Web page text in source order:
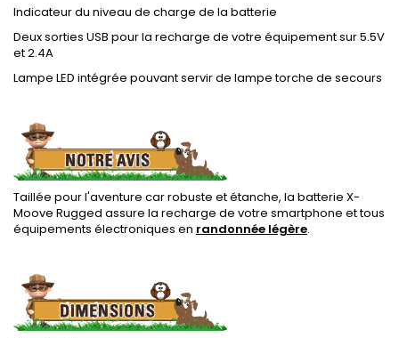
Indicateur du niveau de charge de la batterie
Deux sorties USB pour la recharge de votre équipement sur 5.5V
et 2.4A
Lampe LED intégrée pouvant servir de lampe torche de secours
.
Taillée pour l'aventure car robuste et étanche, la batterie X-
Moove Rugged assure la recharge de votre smartphone et tous
équipements électroniques en randonnée légère.
.